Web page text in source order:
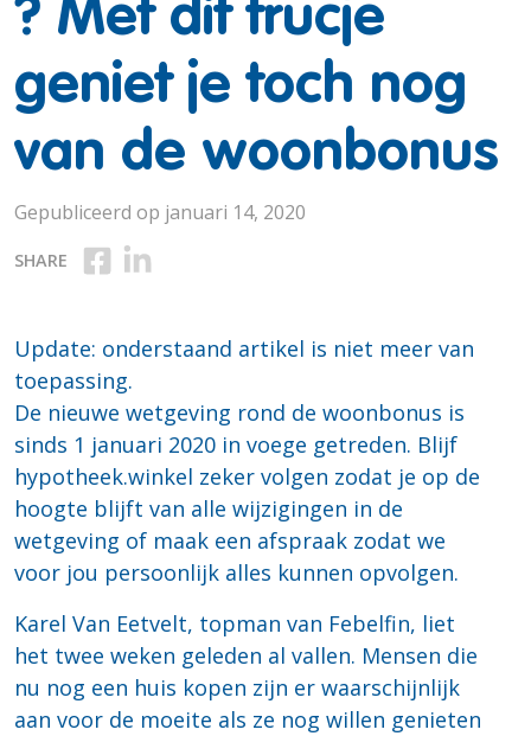
? Met dit trucje
geniet je toch nog
van de woonbonus
Gepubliceerd op januari 14, 2020
SHARE Deel op Facebook
Deel op Linkedin
Update: onderstaand artikel is niet meer van
toepassing.
De nieuwe wetgeving rond de woonbonus is
sinds 1 januari 2020 in voege getreden. Blijf
hypotheek.winkel zeker volgen zodat je op de
hoogte blijft van alle wijzigingen in de
wetgeving of maak een afspraak zodat we
voor jou persoonlijk alles kunnen opvolgen.
Karel Van Eetvelt, topman van Febelfin, liet
het twee weken geleden al vallen. Mensen die
nu nog een huis kopen zijn er waarschijnlijk
aan voor de moeite als ze nog willen genieten